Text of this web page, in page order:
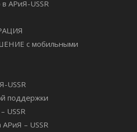
АРиЯ-USSR
с мобильными
USSR
поддержки
USSR
– USSR